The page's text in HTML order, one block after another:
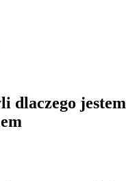
dlaczego jestem